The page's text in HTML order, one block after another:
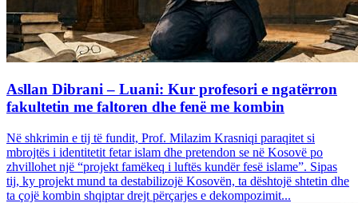
Asllan Dibrani – Luani: Kur profesori e ngatërron
fakultetin me faltoren dhe fenë me kombin
Në shkrimin e tij të fundit, Prof. Milazim Krasniqi paraqitet si
mbrojtës i identitetit fetar islam dhe pretendon se në Kosovë po
zhvillohet një “projekt famëkeq i luftës kundër fesë islame”. Sipas
tij, ky projekt mund ta destabilizojë Kosovën, ta dështojë shtetin dhe
ta çojë kombin shqiptar drejt përçarjes e dekompozimit...